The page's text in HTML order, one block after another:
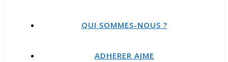
QUI SOMMES-NOUS ?
ADHERER AJME